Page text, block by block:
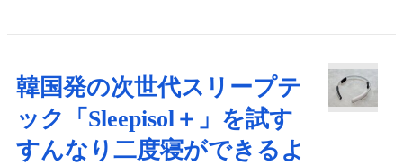
韓国発の次世代スリープテ
ック「Sleepisol＋」を試す
すんなり二度寝ができるよ